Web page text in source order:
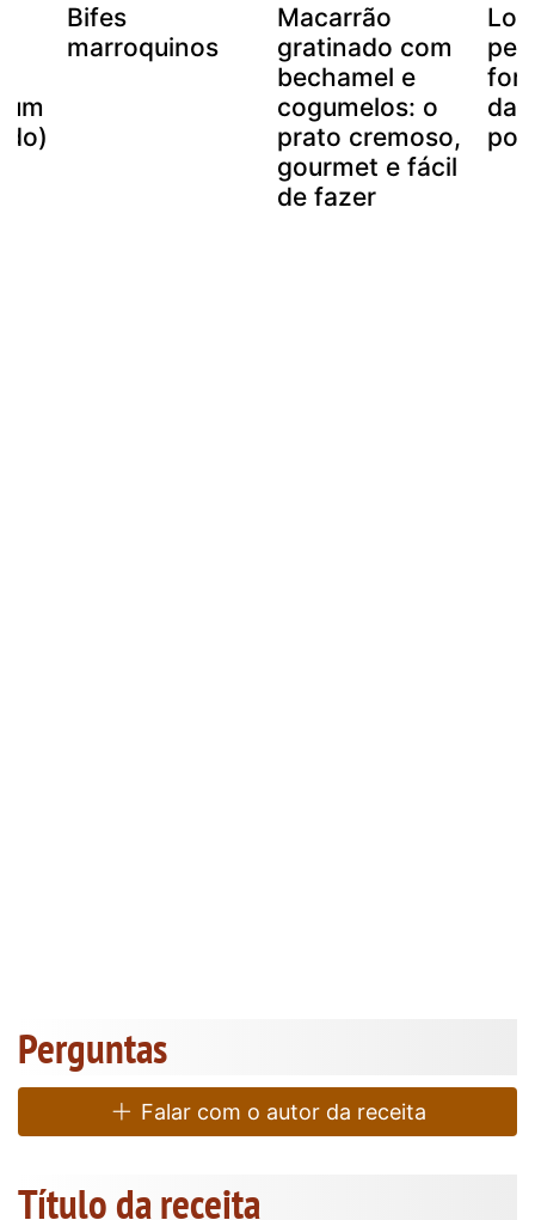
Bifes
marroquinos
Macarrão
gratinado com
bechamel e
cogumelos: o
prato cremoso,
gourmet e fácil
de fazer
Perguntas
Falar com o autor da receita
Título da receita